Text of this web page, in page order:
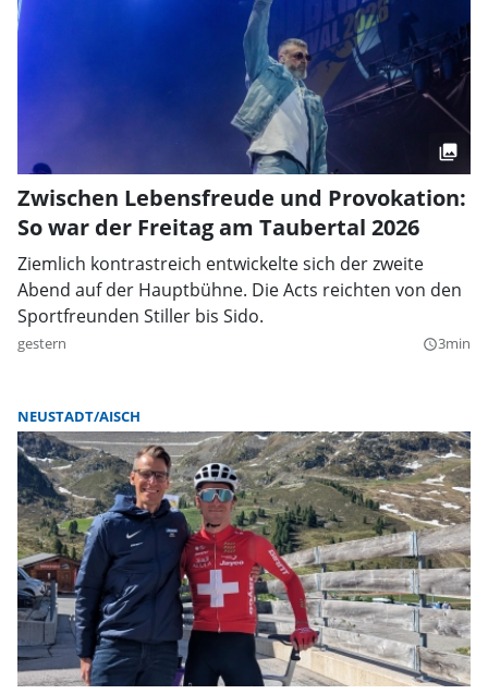
Zwischen Lebensfreude und Provokation:
So war der Freitag am Taubertal 2026
Ziemlich kontrastreich entwickelte sich der zweite
Abend auf der Hauptbühne. Die Acts reichten von den
Sportfreunden Stiller bis Sido.
gestern query_builder3min
NEUSTADT/AISCH